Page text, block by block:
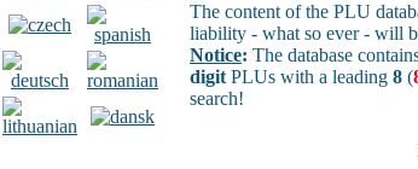
The content of the PLU
liability - what so ever - will
Notice: The database
digit PLUs with a leading 8 (
search!